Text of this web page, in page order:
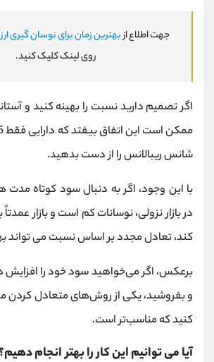
جهت اطلاع ازبهترین زمان برای نوسان گیری
روی لینک کلیک کنید.
شانس ریبالانس را از دست بدهید.
با این وجود، اگر به دنبال سود کوتاه
در بازار نزولی، نوسانات کم است و بازار
کند، تعادل مجدد بر اساس نسبت می تواند
برعکس، اگر می‌خواهید سود خود را افزایش
و بفروشید، یکی از روش‌های متعادل کردن
کنید که مناسب‌تر است.
آیا می توانیم این کار را بهتر انجام دهیم؟